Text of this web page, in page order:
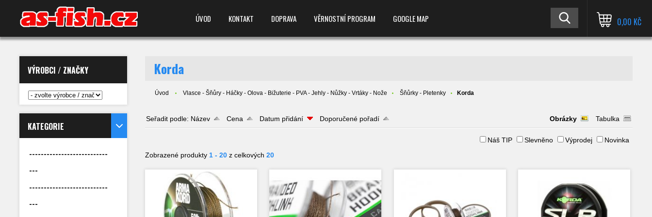
ÚVOD KONTAKT DOPRAVA VĚRNOSTNÍ PROGRAM GOOGLE MAP 0,00 KČ
VÝROBCI / ZNAČKY
KATEGORIE
---------------------------
---
---------------------------
---
Korda
Úvod Vlasce - Šňůry - Háčky - Olova - Bižuterie - PVA - Jehly - Nůžky - Vrtáky - Nože Šňůrky - Pletenky Korda
Seřadit podle: Název Cena Datum přidání Doporučené pořadí Obrázky Tabulka
Náš TIP Slevněno Výprodej
Novinka
Zobrazené produkty 1 - 20 z celkových20